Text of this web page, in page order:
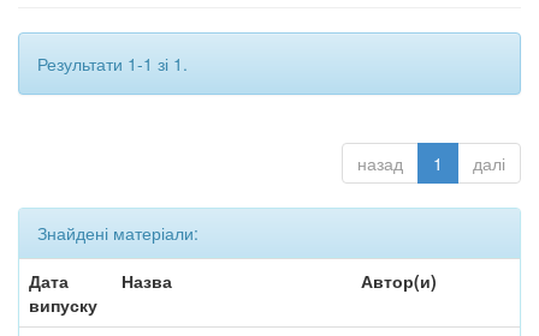
Результати 1-1 зі 1.
назад 1 далі
Знайдені матеріали:
Дата
випуску
Назва Автор(и)